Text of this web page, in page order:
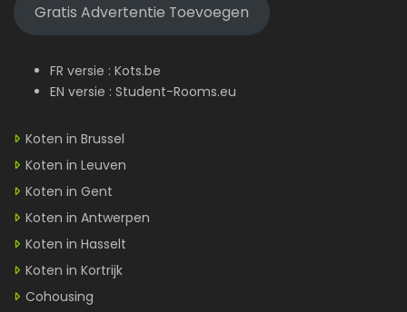
Gratis Advertentie Toevoegen
FR versie : Kots.be
EN versie : Student-Rooms.eu
Koten in Brussel
Koten in Leuven
Koten in Gent
Koten in Antwerpen
Koten in Hasselt
Koten in Kortrijk
Cohousing